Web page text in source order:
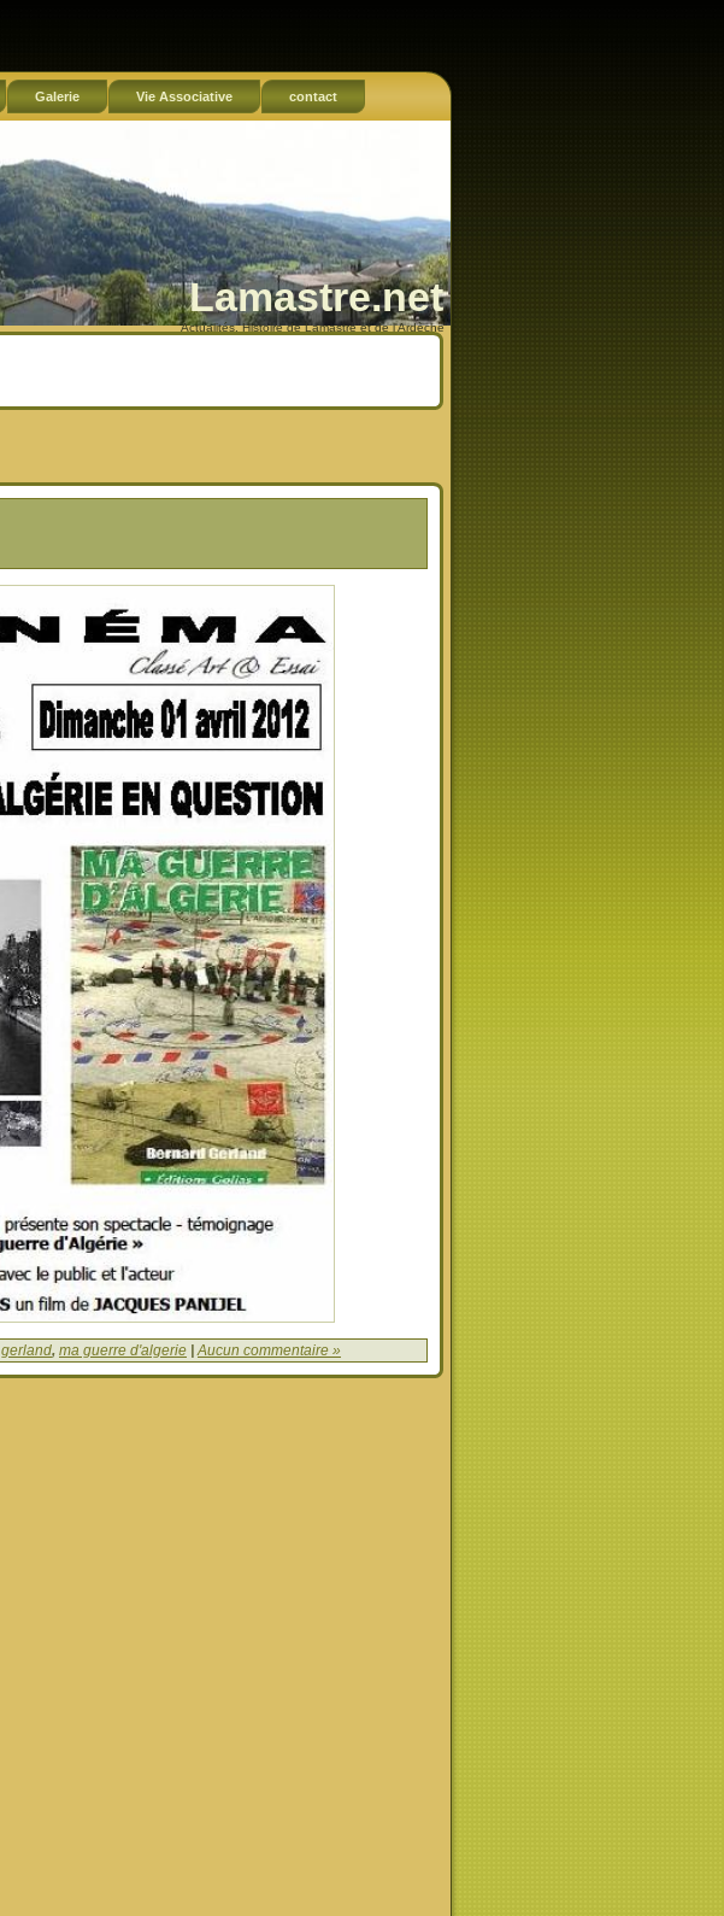
Galerie Vie Associative contact
Lamastre.net
Actualités, Histoire de Lamastre et de l'Ardèche
gerland, ma guerre d'algerie |Aucun commentaire »